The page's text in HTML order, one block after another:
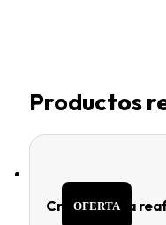
Productos
OFERTA
Crema de día